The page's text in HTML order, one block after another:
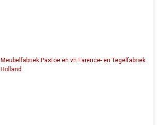
Meubelfabriek Pastoe en vh Faience- en Tegelfabriek
Holland